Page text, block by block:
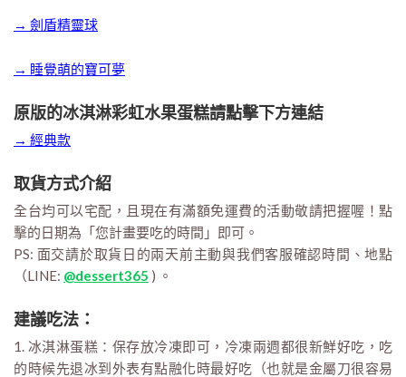
→ 劍盾精靈球
→ 睡覺萌的寶可夢
原版的冰淇淋彩虹水果蛋糕請點擊下方連結
→ 經典款
取貨方式介紹
全台均可以宅配，且現在有滿額免運費的活動敬請把握喔！點
擊的日期為「您計畫要吃的時間」即可。
PS: 面交請於取貨日的兩天前主動與我們客服確認時間、地點
（LINE: @dessert365 ) 。
建議吃法：
1. 冰淇淋蛋糕：保存放冷凍即可，冷凍兩週都很新鮮好吃，吃
的時候先退冰到外表有點融化時最好吃（也就是金屬刀很容易